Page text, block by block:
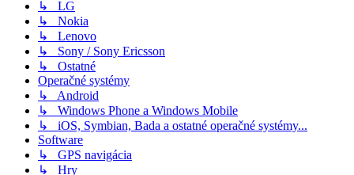
↳ LG
↳ Nokia
↳ Lenovo
↳ Sony / Sony Ericsson
↳ Ostatné
Operačné systémy
↳ Android
↳ Windows Phone a Windows Mobile
↳ iOS, Symbian, Bada a ostatné operačné systémy...
Software
↳ GPS navigácia
↳ Hry